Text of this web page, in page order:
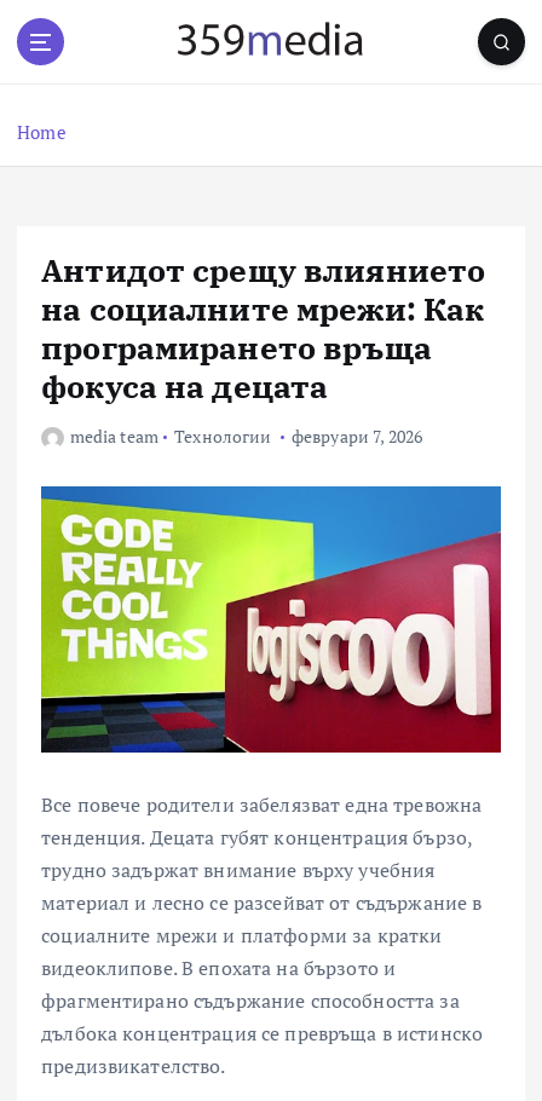
Home
Антидот срещу влиянието
на социалните мрежи: Как
програмирането връща
фокуса на децата
media team Технологии февруари 7, 2026
Все повече родители забелязват една тревожна
тенденция. Децата губят концентрация бързо,
трудно задържат внимание върху учебния
материал и лесно се разсейват от съдържание в
социалните мрежи и платформи за кратки
видеоклипове. В епохата на бързото и
фрагментирано съдържание способността за
дълбока концентрация се превръща в истинско
предизвикателство.